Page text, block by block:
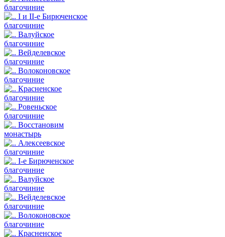
благочиние
I и II-е Бирюченское
благочиние
Валуйское
благочиние
Вейделевское
благочиние
Волоконовское
благочиние
Красненское
благочиние
Ровеньское
благочиние
Восстановим
монастырь
Алексеевское
благочиние
I-е Бирюченское
благочиние
Валуйское
благочиние
Вейделевское
благочиние
Волоконовское
благочиние
Красненское